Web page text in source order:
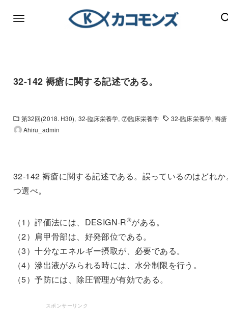
32-142 褥瘡に関する記述である。
第32回(2018. H30) 32-臨床栄養学 ⑦臨床栄養学 32-臨床栄養学 褥瘡
Ahiru_admin
32-142 褥瘡に関する記述である。誤っているのはどれか
つ選べ。
（1）評価法には、DESIGN-R®がある。
（2）肩甲骨部は、好発部位である。
（3）十分なエネルギー摂取が、必要である。
（4）滲出液がみられる時には、水分制限を行う。
（5）予防には、除圧管理が有効である。
スポンサーリンク